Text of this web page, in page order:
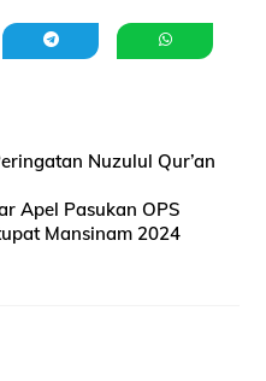
Nuzulul Qur’an
Apel Pasukan OPS
Mansinam 2024